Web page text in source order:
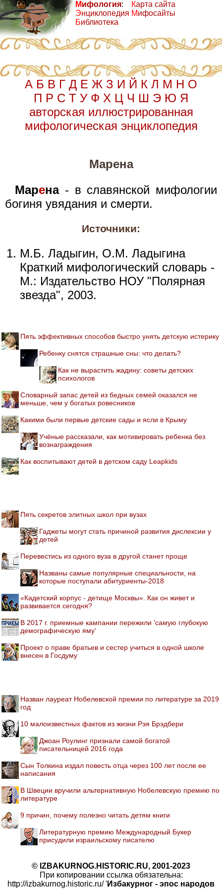
Мифология:
Энциклопедия
Библиотека
Карта сайта
Мифосайты
А Б В Г Д Е Ж З И Й К Л М Н О
П Р С Т У Ф Х Ц Ч Ш Э Ю Я
авторская иллюстрированная
мифологическая энциклопедия
Марена
Марена- в славянской мифологии
богиня увядания и смерти.
Источники:
М.Б. Ладыгин, О.М. Ладыгина
Краткий мифологический словарь -
М.: Издательство НОУ "Полярная
звезда", 2003.
Пять эффективных способов быстро унять детскую истерику
Ребенку снятся страшные сны: что делать?
Как не вырастить жадину: советы детских
психологов
Словарный запас детей из бедных семей оказался не
меньше, чем у богатых ровесников
Какими были первые детские сады и ясли в Крыму
Учёные рассказали, как мотивировать ребенка без
вознаграждения
Как воспитывают детей в детском саду Leapkids
Пять секретов элитных школ при вузах
Гаджеты могут стать причиной развития дислексии у
детей
Перевестись из одного вуза в другой станет проще
Названы самые популярные специальности, на
которые поступали абитуриенты-2018
«Кадетский корпус - детище Москвы». Как он живет и
развивается сегодня?
В 2017 г. приемные кампании пережили 'самую глубокую
демографическую яму'
Проект о праве братьев и сестер учиться в одной школе
внесен в Госдуму
Назван лауреат Нобелевской премии по литературе за 2019
год
10 малоизвестных фактов из жизни Рэя Брэдбери
Джоан Роулинг признали самой богатой
писательницей 2016 года
Сын Толкина издал повесть отца через 100 лет после ее
написания
В Швеции вручили альтернативную Нобелевскую премию по
литературе
9 причин, почему полезно читать детям книги
Литературную премию Международный Букер
присудили израильскому писателю
© IZBAKURNOG.HISTORIC.RU, 2001-2023
При копировании ссылка обязательна:
http://izbakurnog.historic.ru/ 'Избакурног - эпос народов